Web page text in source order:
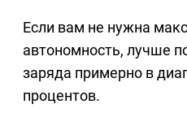
Если вам не нужна
автономность, лучше
заряда примерно в
процентов.